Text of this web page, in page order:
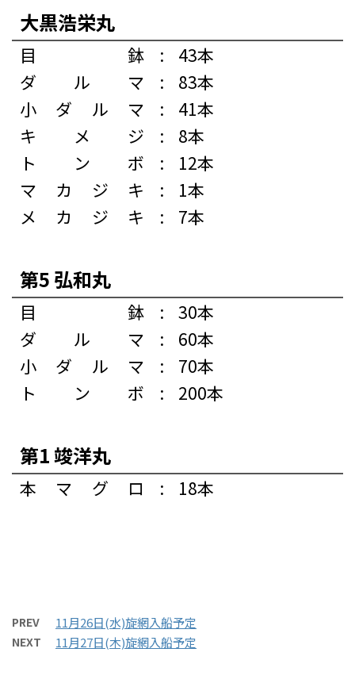
大黒浩栄丸
目鉢 :
43本
ダルマ
:
83本
小ダルマ
:
41本
キメジ
:
8本
トンボ
:
12本
マカジキ
:
1本
メカジキ
: 7本
第5 弘和丸
目鉢 :
30本
ダルマ
:
60本
小ダルマ
:
70本
トンボ
: 200本
第1 竣洋丸
本マグロ : 18本
PREV 11月26日(水)旋網入船予定
NEXT 11月27日(木)旋網入船予定